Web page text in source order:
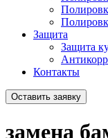
Защита
Защита
Контакты
Оставить заявку
замена